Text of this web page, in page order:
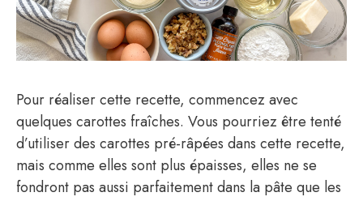
Pour réaliser cette recette, commencez avec
quelques carottes fraîches. Vous pourriez être tenté
d’utiliser des carottes pré-râpées dans cette recette,
mais comme elles sont plus épaisses, elles ne se
fondront pas aussi parfaitement dans la pâte que les